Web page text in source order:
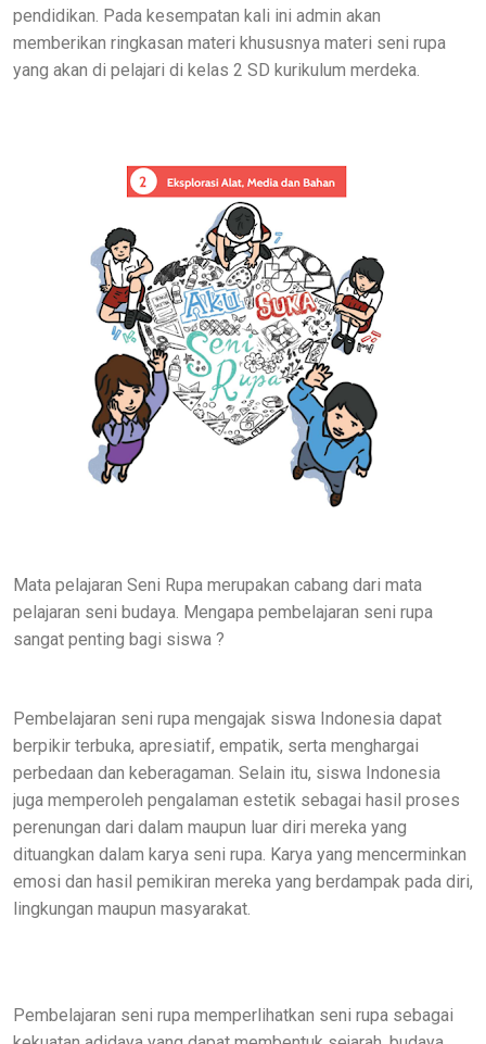
pendidikan. Pada kesempatan kali ini admin akan
memberikan ringkasan materi khususnya materi seni rupa
yang akan di pelajari di kelas 2 SD kurikulum merdeka.
Mata pelajaran Seni Rupa merupakan cabang dari mata
pelajaran seni budaya. Mengapa pembelajaran seni rupa
sangat penting bagi siswa ?
Pembelajaran seni rupa mengajak siswa Indonesia dapat
berpikir terbuka, apresiatif, empatik, serta menghargai
perbedaan dan keberagaman. Selain itu, siswa Indonesia
juga memperoleh pengalaman estetik sebagai hasil proses
perenungan dari dalam maupun luar diri mereka yang
dituangkan dalam karya seni rupa. Karya yang mencerminkan
emosi dan hasil pemikiran mereka yang berdampak pada diri,
lingkungan maupun masyarakat.
Pembelajaran seni rupa memperlihatkan seni rupa sebagai